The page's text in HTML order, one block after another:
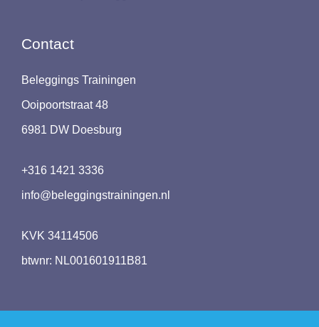
Contact
Beleggings Trainingen
Ooipoortstraat 48
6981 DW Doesburg
+316 1421 3336
info@beleggingstrainingen.nl
KVK 34114506
btwnr: NL001601911B81